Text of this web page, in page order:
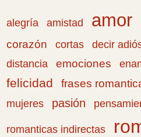
alegría amistad amor
corazón
cortas decir
distancia emociones
felicidad frases
mujeres
pasión
romanticas indirectas